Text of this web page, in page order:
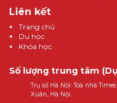
Liên kết
Trang chủ
Du học
Khóa học
Số lượng trung tâm
Trụ sở Hà Nội: Toà nhà
Xuân, Hà Nội.